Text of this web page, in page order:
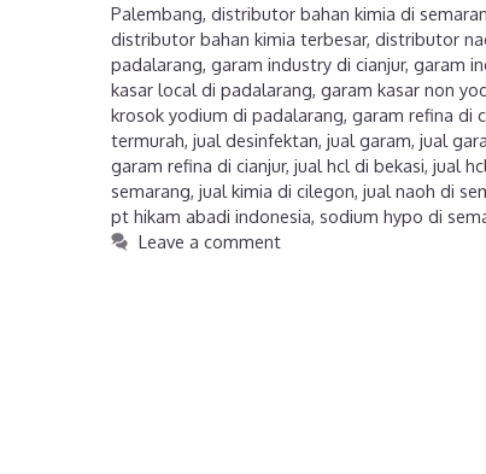
Palembang, distributor bahan kimia di
distributor bahan kimia terbesar, distributor
padalarang, garam industry di cianjur, garam
kasar local di padalarang, garam kasar non
krosok yodium di padalarang, garam refina di
termurah, jual desinfektan, jual garam, jual
garam refina di cianjur, jual hcl di bekasi, jual
semarang, jual kimia di cilegon, jual naoh di
pt hikam abadi indonesia, sodium hypo di
Leave a comment